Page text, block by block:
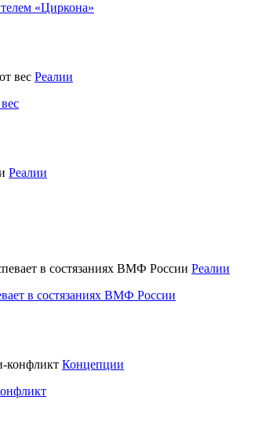
«Циркона»
Реалии
Реалии
Реалии
в состязаниях ВМФ России
Концепции